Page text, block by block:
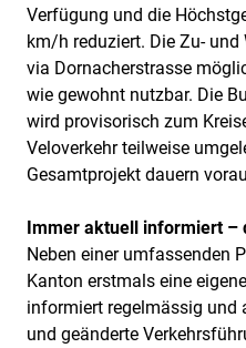
Verfügung und die
km/h reduziert. Die Zu-
via Dornacherstrasse
wie gewohnt nutzbar. Die
wird provisorisch zum
Veloverkehr teilweise
Gesamtprojekt dauern
Immer aktuell informiert –
Neben einer umfassenden
Kanton erstmals eine
informiert regelmässig und
und geänderte